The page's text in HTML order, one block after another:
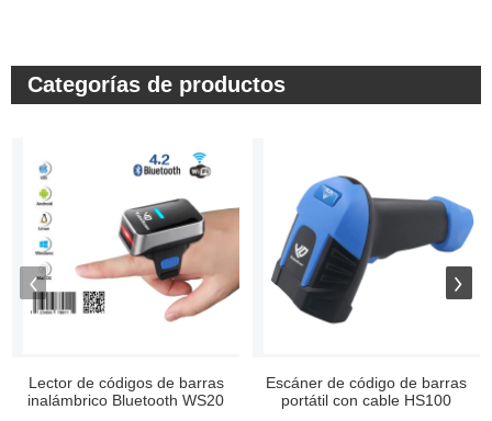
Categorías de productos
Lector de códigos de barras
inalámbrico Bluetooth WS20
Escáner de código de barras
portátil con cable HS100